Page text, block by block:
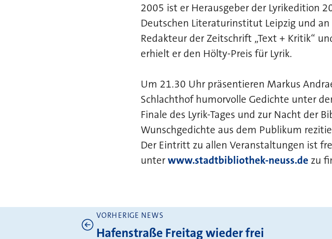
2005 ist er Herausgeber der Lyrikedition
Deutschen Literaturinstitut Leipzig und
Redakteur der Zeitschrift „Text + Kritik“
erhielt er den Hölty-Preis für Lyrik.
Um 21.30 Uhr präsentieren Markus
Schlachthof humorvolle Gedichte unter
Finale des Lyrik-Tages und zur Nacht der
Wunschgedichte aus dem Publikum
Der Eintritt zu allen Veranstaltungen ist
unterwww.stadtbibliothek-neuss.de zu
VORHERIGE NEWS
Hafenstraße Freitag wieder frei